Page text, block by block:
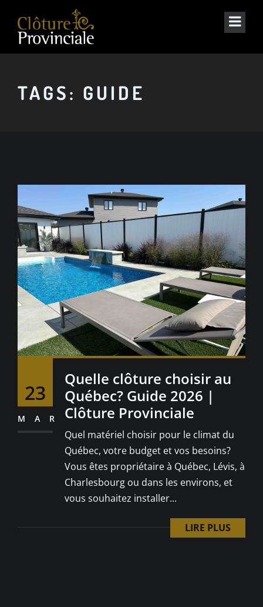
TAGS: GUIDE
23
MAR
Quelle clôture choisir au
Québec? Guide 2026 |
Clôture Provinciale
Quel matériel choisir pour le climat du
Québec, votre budget et vos besoins?
Vous êtes propriétaire à Québec, Lévis, à
Charlesbourg ou dans les environs, et
vous souhaitez installer...
LIRE PLUS